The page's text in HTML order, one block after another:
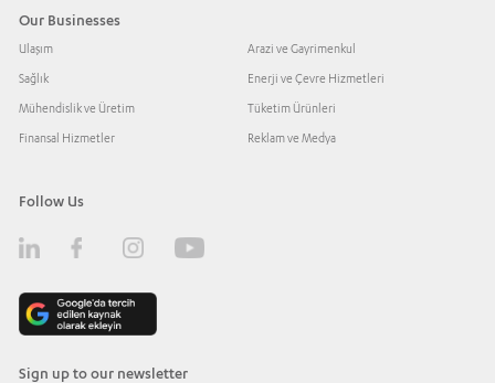
Our Businesses
Ulaşım
Sağlık
Mühendislik ve Üretim
Finansal Hizmetler
Arazi ve Gayrimenkul
Enerji ve Çevre Hizmetleri
Tüketim Ürünleri
Reklam ve Medya
Follow Us
Sign up to our newsletter